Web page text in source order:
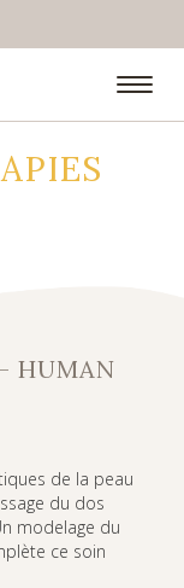
HUMAN
de la peau
du dos
modelage du
ce soin